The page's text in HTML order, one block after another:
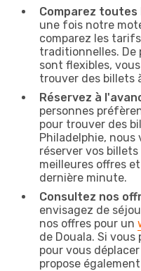
Comparez toutes
une fois notre
comparez les
traditionnelles. De
sont flexibles,
trouver des billets
Réservez à
personnes
pour trouver des
Philadelphie, nous
réserver vos
meilleures offres
dernière minute.
Consultez nos
envisagez de
nos offres pour un
de Douala. Si
pour vous
propose